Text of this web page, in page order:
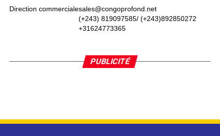
Direction commercialesales@congoprofond.net
(+243) 819097585/ (+243)892850272
+31624773365
PUBLICITÉ